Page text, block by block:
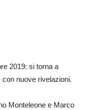
2019: si torna a
con nuove rivelazioni.
Monteleone e Marco